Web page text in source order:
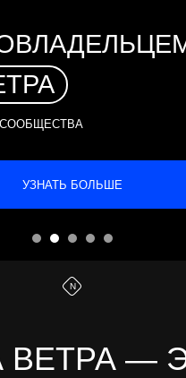
УЗНАТЬ БОЛЬШЕ
N
ВЕТРА —